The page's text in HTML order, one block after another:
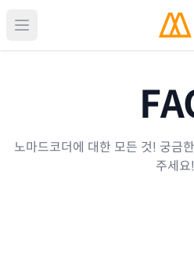
노마드코더에 대한 모든 것! 궁금
주세요!